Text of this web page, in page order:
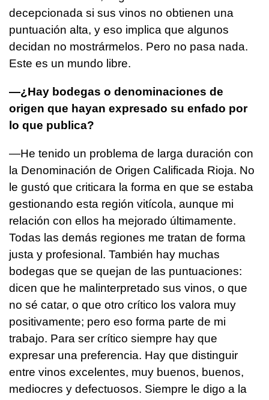
decepcionada si sus vinos no obtienen una
puntuación alta, y eso implica que algunos
decidan no mostrármelos. Pero no pasa nada.
Este es un mundo libre.
—¿Hay bodegas o denominaciones de
origen que hayan expresado su enfado por
lo que publica?
—He tenido un problema de larga duración con
la Denominación de Origen Calificada Rioja. No
le gustó que criticara la forma en que se estaba
gestionando esta región vitícola, aunque mi
relación con ellos ha mejorado últimamente.
Todas las demás regiones me tratan de forma
justa y profesional. También hay muchas
bodegas que se quejan de las puntuaciones:
dicen que he malinterpretado sus vinos, o que
no sé catar, o que otro crítico los valora muy
positivamente; pero eso forma parte de mi
trabajo. Para ser crítico siempre hay que
expresar una preferencia. Hay que distinguir
entre vinos excelentes, muy buenos, buenos,
mediocres y defectuosos. Siempre le digo a la